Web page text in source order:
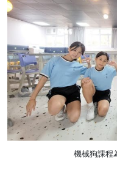
機械狗課程